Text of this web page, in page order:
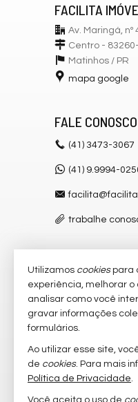
FACILITA
Av. Maringá, nº
Centro -
Matinhos / PR
mapa google
FALE CONOSCO
(41) 3473-3067
(41) 9.9994-
trabalhe
VEJA MAIS
receba nosso
imóveis
mapa de
Utilizamos cookiespara
experiência, melhorar o
analisar como você
gravar informações
formulários.
Ao utilizar esse site,
de cookies. Para mais
Política de Privacidade.
Você aceita o uso de